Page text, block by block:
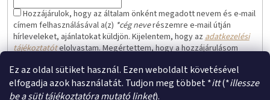
Ez az oldal sütiket használ. Ezen weboldalt követésével
elfogadja azok használatát. Tudjon meg többet *itt(*illessze
be a süti tájékoztatóra mutató linket).
Hozzájárulok, hogy az általam önként megadott nevem és e-mail
címem felhasználásával a(z) *cég neverészemre e-mail útján
hírleveleket, ajánlatokat küldjön. Kijelentem, hogy azadatkezelési
tájékoztatótelolvastam. Megértettem, hogy a hozzájárulásom
FELIRATKOZÁS